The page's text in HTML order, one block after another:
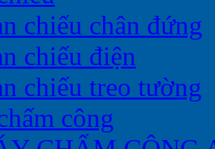
chiếu chân đứng
chiếu điện
chiếu treo tường
công